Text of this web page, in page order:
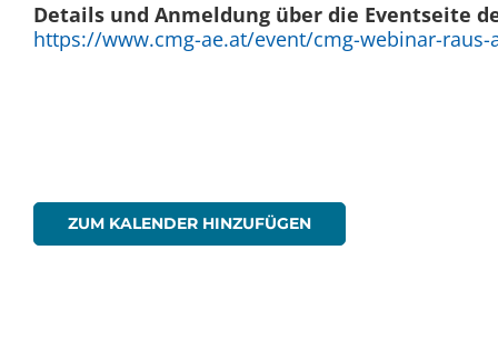
Details und Anmeldung über die Eventseite
https://www.cmg-ae.at/event/cmg-webinar-
ZUM KALENDER HINZUFÜGEN